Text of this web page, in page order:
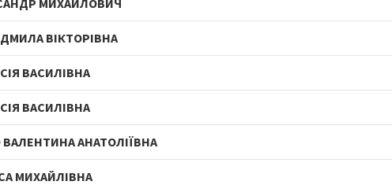
ВІКТОРІВНА
ВАСИЛІВНА
ВАСИЛІВНА
АНАТОЛІЇВНА
МИХАЙЛІВНА